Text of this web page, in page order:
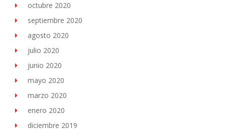
octubre 2020
septiembre 2020
agosto 2020
julio 2020
junio 2020
mayo 2020
marzo 2020
enero 2020
diciembre 2019